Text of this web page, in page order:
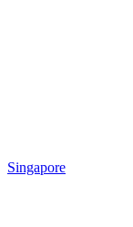
Singapore